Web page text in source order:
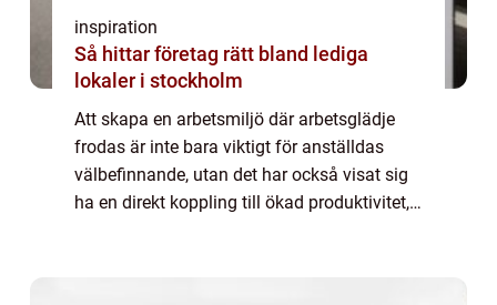
inspiration
Så hittar företag rätt bland lediga
lokaler i stockholm
Att skapa en arbetsmiljö där arbetsglädje
frodas är inte bara viktigt för anställdas
välbefinnande, utan det har också visat sig
ha en direkt koppling till ökad produktivitet,